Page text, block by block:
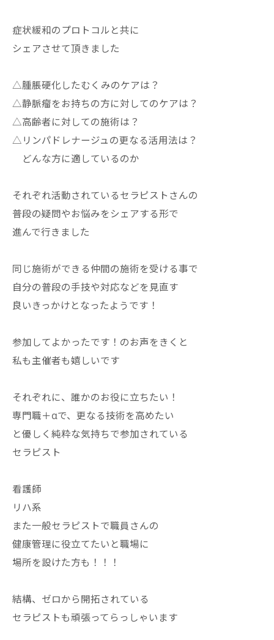
症状緩和のプロトコルと共に
シェアさせて頂きました
△腫脹硬化したむくみのケアは？
△静脈瘤をお持ちの方に対してのケアは？
△高齢者に対しての施術は？
△リンパドレナージュの更なる活用法は？
どんな方に適しているのか
それぞれ活動されているセラピストさんの
普段の疑問やお悩みをシェアする形で
進んで行きました
同じ施術ができる仲間の施術を受ける事で
自分の普段の手技や対応などを見直す
良いきっかけとなったようです！
参加してよかったです！のお声をきくと
私も主催者も嬉しいです
それぞれに、誰かのお役に立ちたい！
専門職＋αで、更なる技術を高めたい
と優しく純粋な気持ちで参加されている
セラピスト
看護師
リハ系
また一般セラピストで職員さんの
健康管理に役立てたいと職場に
場所を設けた方も！！！
結構、ゼロから開拓されている
セラピストも頑張ってらっしゃいます